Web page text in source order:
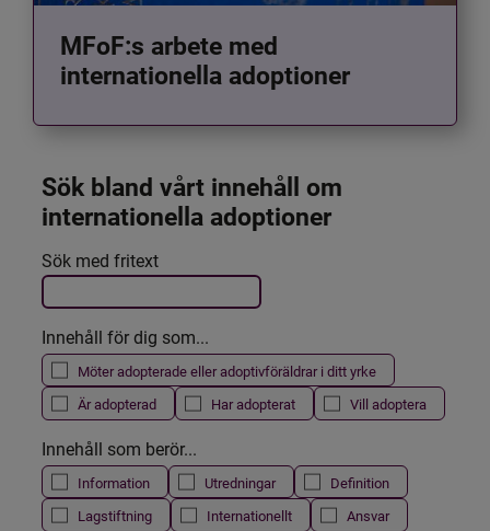
MFoF:s arbete med
internationella adoptioner
Sök bland vårt innehåll om
internationella adoptioner
Filtrera resultatet
Det här formuläret postas automatiskt
Sök med fritext
Innehåll för dig som...
Möter adopterade eller adoptivföräldrar i ditt yrke
Är adopterad
Har adopterat Vill adoptera
Innehåll som berör...
Information Utredningar
Definition
Lagstiftning
Internationellt
Ansvar